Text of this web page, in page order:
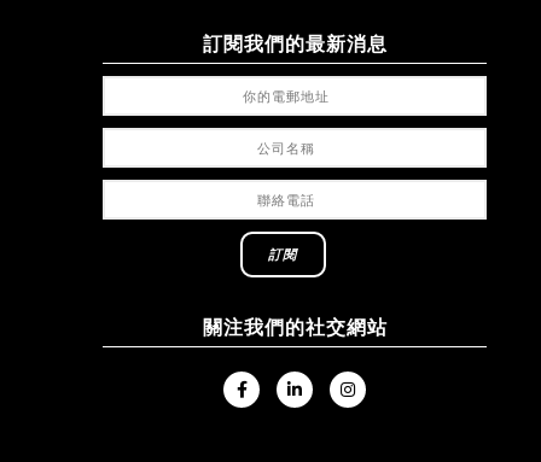
訂閱我們的最新消息
關注我們的社交網站